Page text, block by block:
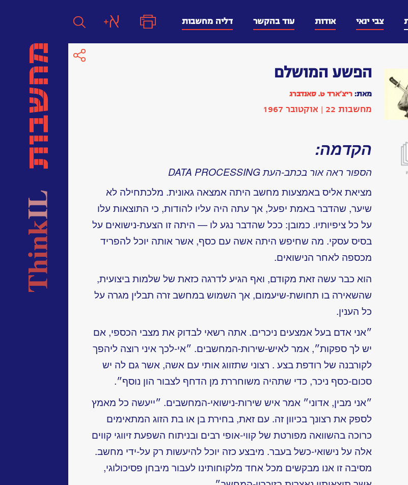
צבי ינאי אודות עוד בהקשר דליה מחשבות
הפשע המושלם
מאת: ריצ’ארד ט. סאנדברג
מחשבות 22 | אוקטובר 1967
הקדמה:
הספור ראה אור בכתב-העת DATA PROCESSING
מציאת אליס באמצעות מחשב היתה אמצאה גאונית. מלכתחילה לא
שיער, שהדבר באמת יפעל, אך עתה היה עליו להודות, כי התוצאות עלו
על כל ציפיותיו. כמובן: ככל שהדבר נגע לו — היתה זו הצעת-נישואים על
בסיס עסקי. מה שחיפש היתה אשה עם כסף, אשר אותה יוכל להפריד
מכספה לאחר הנישואים.
הוא כבר עשה זאת מקודם, ואף הגיע לדרגה כזאת של שלמות ביצועית,
שהשאירה בו תחושת-שיעמום, אך השמוש במחשב זרה תבלין מגרה על
כל הענין.
״אני אדם בעל אמצעים ניכרים. אתה רשאי לבדוק את מצבי הכספי, אם
יש לך ספקות״, אמר לאיש-שירות-המחשבים. ״אי-לכך איני רוצה ליהפך
לקורבנה של רודפת בצע . רצוני שתזווג אותי עם אשה, אשר גם לה יש
סכום-כסף ניכר, כדי שתהיה משוחררת מן הדחף לצבור הון נוסף״.
״אני מבין, אדוני״ אמר איש שירות-נישואי-המחשבים. ״ייעשה כל מאמץ
לספק את רצונך בכיוון זה. עם זאת, בחירת בן או בת הזוג המתאימים
כרוכה בהשוואה מפורטת של קווי-אופי רבים ובניתוח השפעת זיווגי קווים
אלה על נישואי-כשל בעבר. מיבצע כזה יוכל להיעשות רק על-ידי מחשב.
מסיבה זו אנו מבקשים מכל אחד מלקוחותינו לעבור מיבחן פסיכולוגי,